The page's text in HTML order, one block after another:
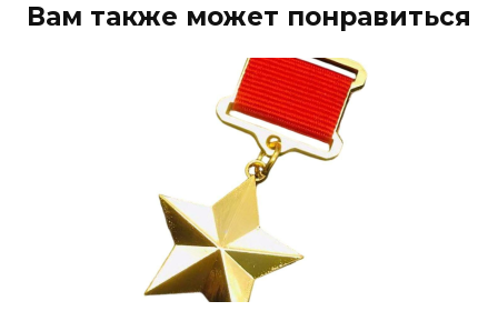
Вам также может понравиться